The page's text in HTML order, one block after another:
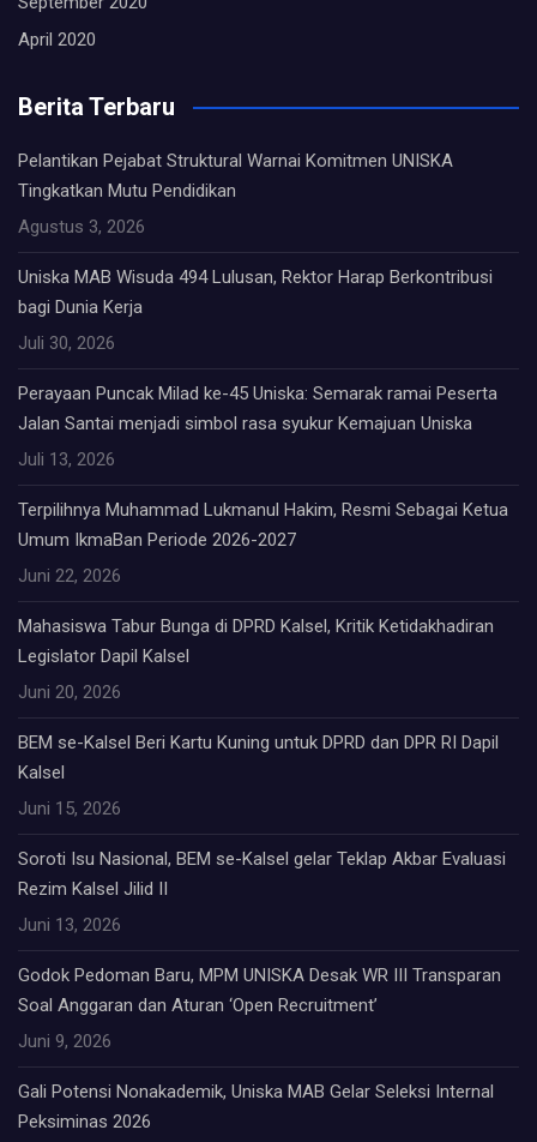
April 2020
Berita Terbaru
Pelantikan Pejabat Struktural Warnai Komitmen UNISKA
Tingkatkan Mutu Pendidikan
Agustus 3, 2026
Uniska MAB Wisuda 494 Lulusan, Rektor Harap Berkontribusi
bagi Dunia Kerja
Juli 30, 2026
Perayaan Puncak Milad ke-45 Uniska: Semarak ramai Peserta
Jalan Santai menjadi simbol rasa syukur Kemajuan Uniska
Juli 13, 2026
Terpilihnya Muhammad Lukmanul Hakim, Resmi Sebagai Ketua
Umum IkmaBan Periode 2026-2027
Juni 22, 2026
Mahasiswa Tabur Bunga di DPRD Kalsel, Kritik Ketidakhadiran
Legislator Dapil Kalsel
Juni 20, 2026
BEM se-Kalsel Beri Kartu Kuning untuk DPRD dan DPR RI Dapil
Kalsel
Juni 15, 2026
Soroti Isu Nasional, BEM se-Kalsel gelar Teklap Akbar Evaluasi
Rezim Kalsel Jilid II
Juni 13, 2026
Godok Pedoman Baru, MPM UNISKA Desak WR III Transparan
Soal Anggaran dan Aturan ‘Open Recruitment’
Juni 9, 2026
Gali Potensi Nonakademik, Uniska MAB Gelar Seleksi Internal
Peksiminas 2026